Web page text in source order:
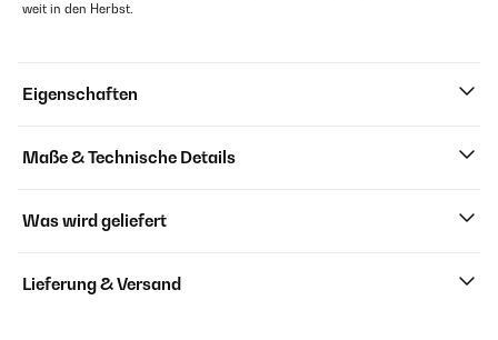
weit in den Herbst.
Eigenschaften
Maße & Technische Details
Was wird geliefert
Lieferung & Versand